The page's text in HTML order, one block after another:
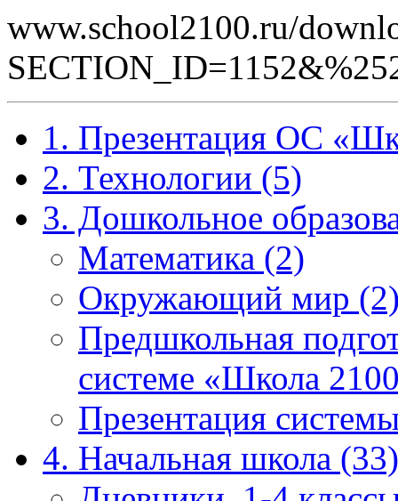
www.school2100.ru/
1. Презентация ОС
2. Технологии (5)
3. Дошкольное
Математика (2)
Окружающий мир
Предшкольная
системе «Школа
Презентация
4. Начальная школа (33)